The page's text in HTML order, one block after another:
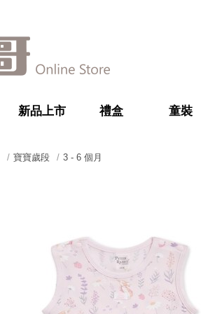
新品上市 禮盒 童裝
寶寶歲段 3 - 6 個月